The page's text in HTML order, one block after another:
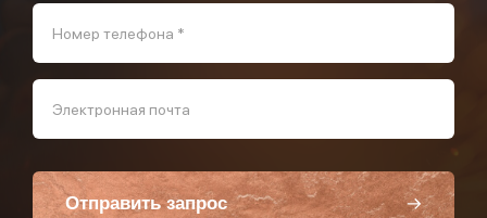
Номер телефона *
Электронная почта
Отправить запрос